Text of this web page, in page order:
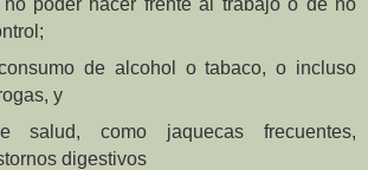
de alcohol o tabaco, o incluso
y
salud, como jaquecas frecuentes,
digestivos